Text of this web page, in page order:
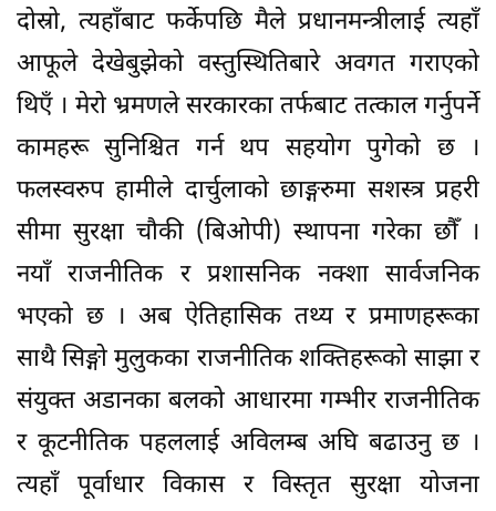
दोस्रो, त्यहाँबाट फर्केपछि मैले प्रधानमन्त्रीलाई त्यहाँ
आफूले देखेबुझेको वस्तुस्थितिबारे अवगत गराएको
थिएँ । मेरो भ्रमणले सरकारका तर्फबाट तत्काल गर्नुपर्ने
कामहरू सुनिश्चित गर्न थप सहयोग पुगेको छ ।
फलस्वरुप हामीले दार्चुलाको छाङ्गरुमा सशस्त्र प्रहरी
सीमा सुरक्षा चौकी (बिओपी) स्थापना गरेका छौँ ।
नयाँ राजनीतिक र प्रशासनिक नक्शा सार्वजनिक
भएको छ । अब ऐतिहासिक तथ्य र प्रमाणहरूका
साथै सिङ्गो मुलुकका राजनीतिक शक्तिहरूको साझा र
संयुक्त अडानका बलको आधारमा गम्भीर राजनीतिक
र कूटनीतिक पहललाई अविलम्ब अघि बढाउनु छ ।
त्यहाँ पूर्वाधार विकास र विस्तृत सुरक्षा योजना